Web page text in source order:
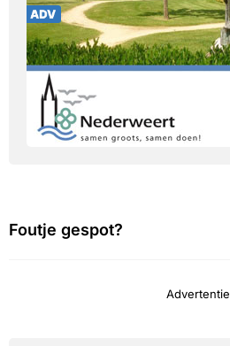
Foutje gespot?
Advertentie